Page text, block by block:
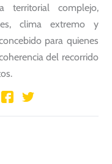
territorial complejo,
clima extremo y
para quienes
del recorrido